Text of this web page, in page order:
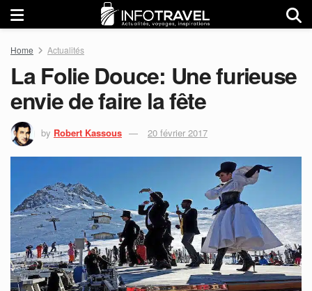
Home Actualités
La Folie Douce: Une furieuse
envie de faire la fête
by Robert Kassous 20 février 2017